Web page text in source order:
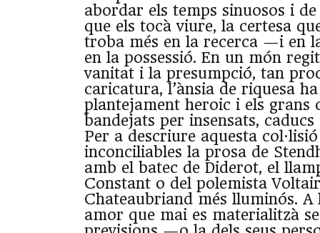
abordar els temps sinuosos i
que els tocà viure, la certesa
troba més en la recerca —i en
en la possessió. En un món
vanitat i la presumpció, tan
caricatura, l’ànsia de riquesa
plantejament heroic i els grans
bandejats per insensats,
Per a descriure aquesta
inconciliables la prosa de
amb el batec de Diderot, el
Constant o del polemista
Chateaubriand més lluminós. A
amor que mai es materialitzà